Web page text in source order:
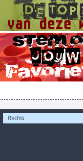
Rechts